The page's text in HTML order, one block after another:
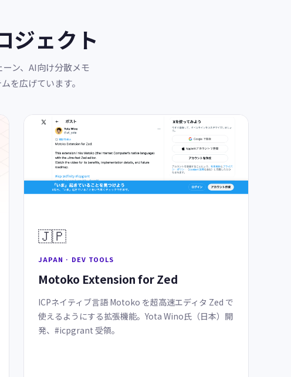
ジェクト
ン、AI向け分散メモ
を広げています。
🇯🇵
JAPAN · DEV TOOLS
Motoko Extension for Zed
ICPネイティブ言語 Motoko を超高速エディタ Zed で
使えるようにする拡張機能。Yota Wino氏（日本）開
発、#icpgrant 受領。